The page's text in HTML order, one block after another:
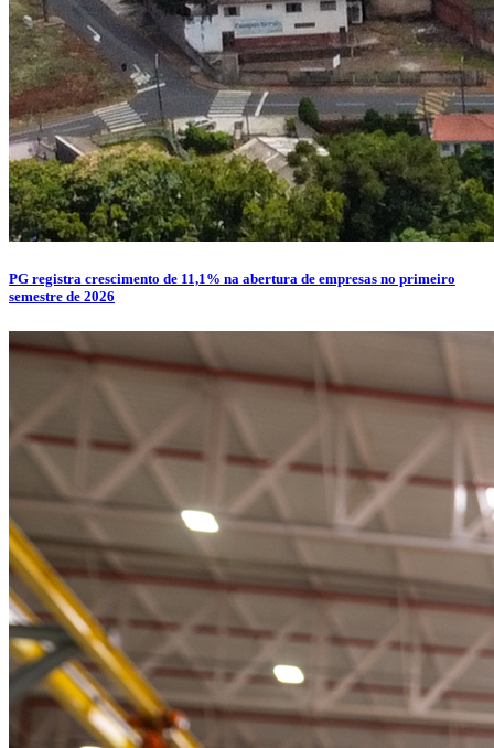
PG registra crescimento de 11,1% na abertura de empresas no primeiro
semestre de 2026